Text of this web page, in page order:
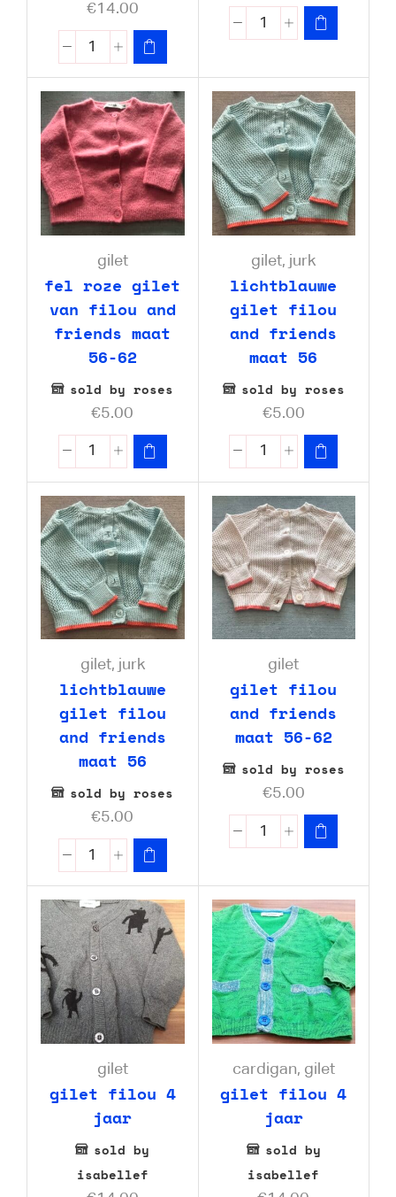
€14.00
gilet
fel roze gilet
van filou and
friends maat
56-62
sold by roses
€5.00
gilet, jurk
lichtblauwe
gilet filou
and friends
maat 56
sold by roses
€5.00
gilet, jurk
lichtblauwe
gilet filou
and friends
maat 56
sold by roses
€5.00
gilet
gilet filou
and friends
maat 56-62
sold by roses
€5.00
gilet
gilet filou 4
jaar
sold by
isabellef
cardigan, gilet
gilet filou 4
jaar
sold by
isabellef